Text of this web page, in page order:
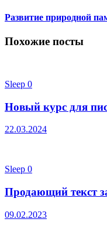
Развитие природной
Похожие посты
Sleep 0
Новый курс для
22.03.2024
Sleep 0
Продающий текст
09.02.2023